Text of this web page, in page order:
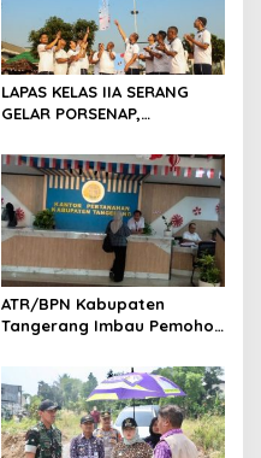
LAPAS KELAS IIA SERANG
GELAR PORSENAP,
DAN KEBERSAMAAN
ATR/BPN Kabupaten
Tangerang Imbau Pemohon
Berkas Mandek